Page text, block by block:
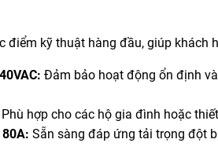
điểm kỹ thuật hàng đầu, giúp
Đảm bảo hoạt động ổn định
Phù hợp cho các hộ gia đình hoặc
Sẵn sàng đáp ứng tải trọng đột